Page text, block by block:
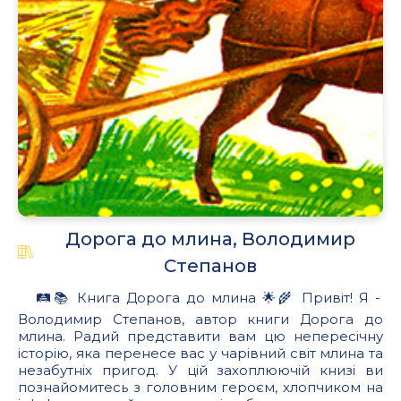
Дорога до млина, Володимир
Степанов
🛤️📚 Книга Дорога до млина 🌟🌾 Привіт! Я -
Володимир Степанов, автор книги Дорога до
млина. Радий представити вам цю непересічну
історію, яка перенесе вас у чарівний світ млина та
незабутніх пригод. У цій захоплюючій книзі ви
познайомитесь з головним героєм, хлопчиком на